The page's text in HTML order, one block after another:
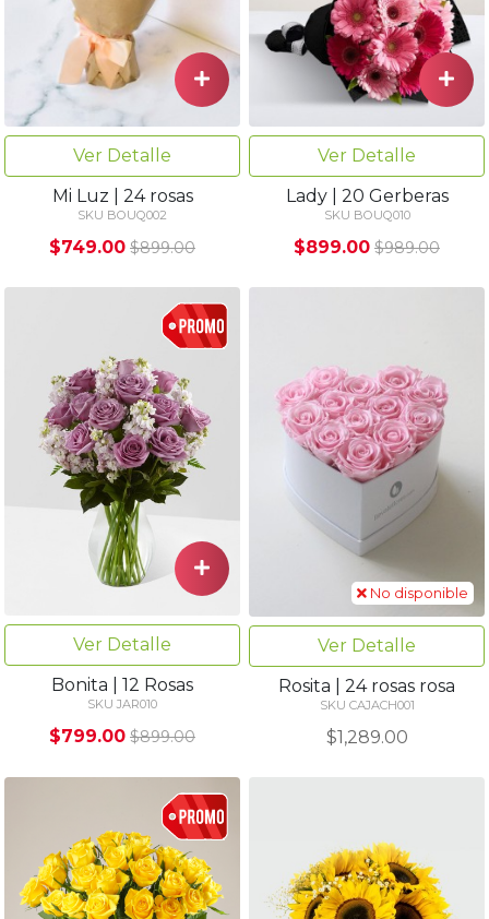
Ver Detalle
Mi Luz | 24 rosas
SKU BOUQ002
$749.00 $899.00
Ver Detalle
Lady | 20 Gerberas
SKU BOUQ010
$899.00 $989.00
Ver Detalle
Bonita | 12 Rosas
SKU JAR010
$799.00 $899.00
No disponible
Ver Detalle
Rosita | 24 rosas rosa
SKU CAJACH001
$1,289.00